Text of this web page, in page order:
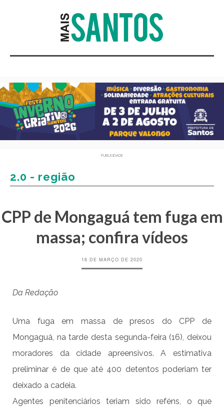
PUBLICIDADE
2.0 - região
CPP de Mongaguá tem fuga em
massa; confira vídeos
16 DE MARÇO DE 2020
Da Redação
Uma fuga em massa de presos do CPP de
Mongaguá, na tarde desta segunda-feira (16), deixou
moradores da cidade apreensivos. A estimativa
preliminar é de que até 400 detentos poderiam ter
deixado a cadeia.
Agentes penitenciários teriam sido reféns, o que